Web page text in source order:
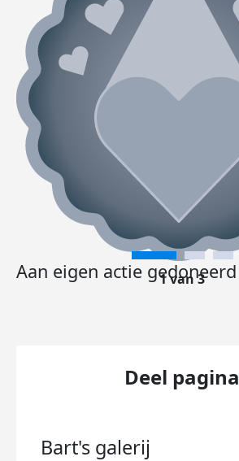
Aan eigen actie gedoneerd
1 van 3
Deel pagina
Bart's galerij